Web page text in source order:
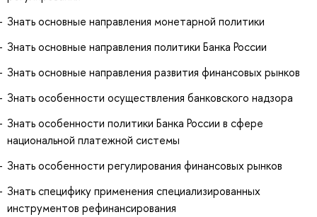
Знать основные направления монетарной политики
Знать основные направления политики Банка России
Знать основные направления развития финансовых рынков
Знать особенности осуществления банковского надзора
Знать особенности политики Банка России в сфере
национальной платежной системы
Знать особенности регулирования финансовых рынков
Знать специфику применения специализированных
инструментов рефинансирования